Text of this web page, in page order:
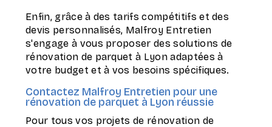
Enfin, grâce à des tarifs compétitifs et des
devis personnalisés, Malfroy Entretien
s'engage à vous proposer des solutions de
rénovation de parquet à Lyon adaptées à
votre budget et à vos besoins spécifiques.
Contactez Malfroy Entretien pour une
rénovation de parquet à Lyon réussie
Pour tous vos projets de rénovation de